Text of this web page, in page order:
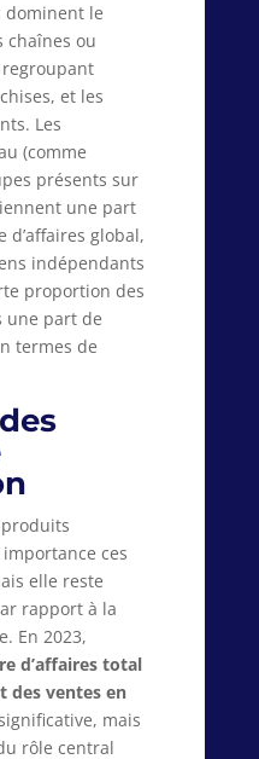
dominent le
chaînes ou
regroupant
et les
Les
(comme
présents sur
une part
global,
indépendants
proportion des
une part de
termes de
ces
elle reste
rapport à la
En 2023,
d’affaires total
des ventes en
mais
rôle central